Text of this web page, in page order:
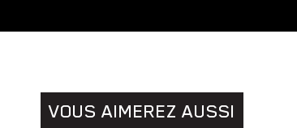
VOUS AIMEREZ AUSSI